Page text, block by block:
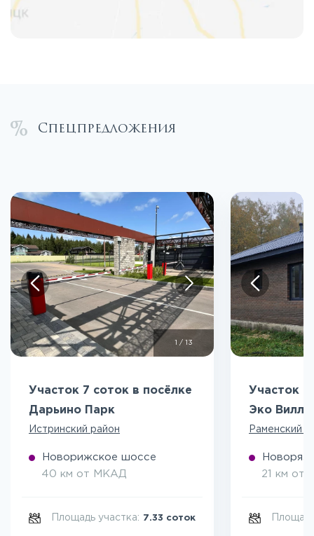
Спецпредложения
/ 13
Участок 7 соток в посёлке
Дарьино Парк
Истринский район
Новорижское шоссе
40 км от МКАД
Площадь участка: 7.33 соток
Участок 5
Эко
Раменский
21 км от